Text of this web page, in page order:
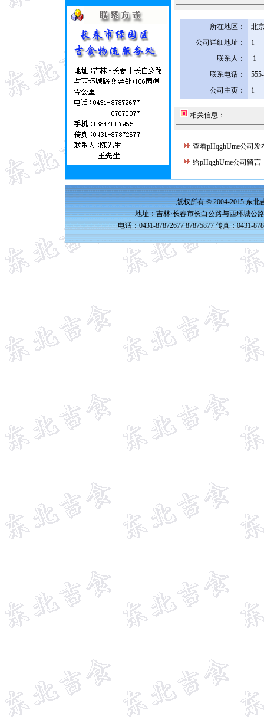
所在地区：
北
公司详细地址：
1
联系人：
1
联系电话：
公司主页：
1
相关信息：
查看pHqghUme公司发
给pHqghUme公司留言
版权所有 © 2004-2015 东北
地址：吉林·长春市长白公路与西环城公
电话：0431-87872677 87875877 传真：0431-